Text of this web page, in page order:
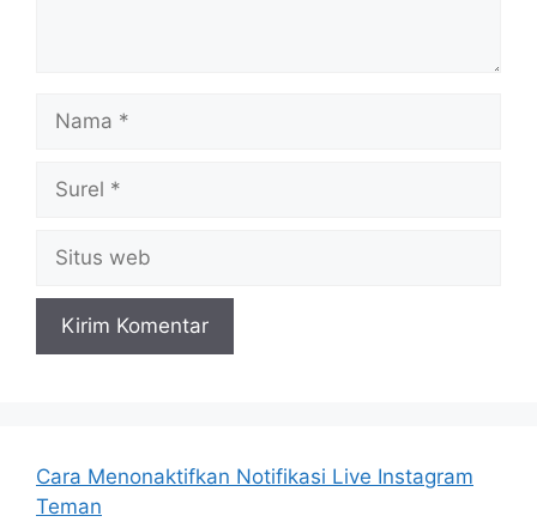
Nama
Surel
Situs
web
Cara Menonaktifkan Notifikasi Live Instagram
Teman